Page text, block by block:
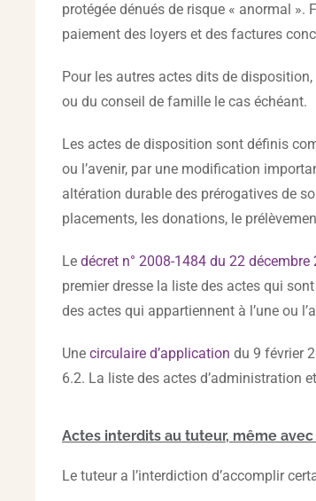
protégée dénués de risque « anormal ».
paiement des loyers et des factures
Pour les autres actes dits de
ou du conseil de famille le cas échéant.
Les actes de disposition sont définis
ou l’avenir, par une modification
altération durable des prérogatives de
placements, les donations, le
Le décret n° 2008-1484 du 22 décembre
premier dresse la liste des actes qui
des actes qui appartiennent à l’une ou
Une circulaire d’application du 9 février
6.2. La liste des actes d’administration
Actes interdits au tuteur, même
Le tuteur a l’interdiction d’accomplir